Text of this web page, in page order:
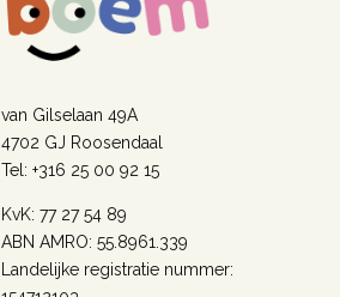
van Gilselaan 49A
4702 GJ Roosendaal
Tel: +316 25 00 92 15
KvK: 77 27 54 89
ABN AMRO: 55.8961.339
Landelijke registratie nummer: